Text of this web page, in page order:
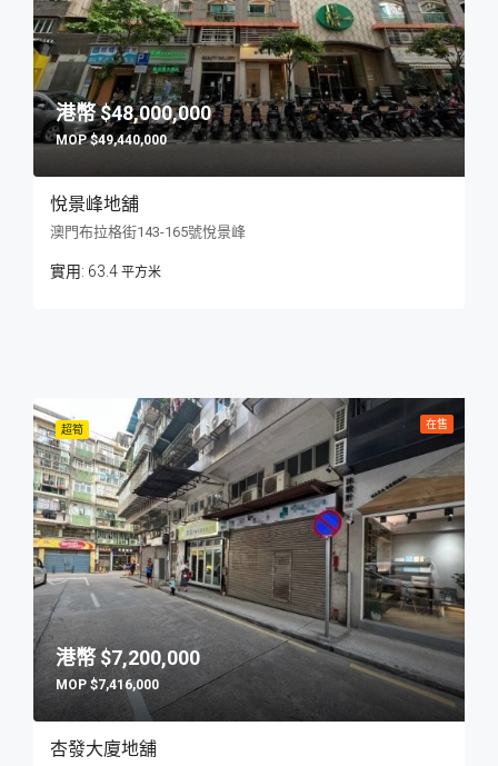
$48,000,000
$49,440,000
悅景峰地舖
澳門布拉格街143-165號悅景峰
63.4 平方米
超筍 在售
$7,200,000
$7,416,000
杏發大廈地舖